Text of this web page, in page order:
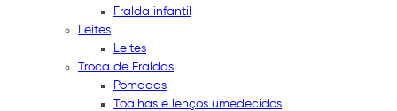
Fralda infantil
Leites
Leites
Troca de Fraldas
Pomadas
Toalhas e lenços umedecidos